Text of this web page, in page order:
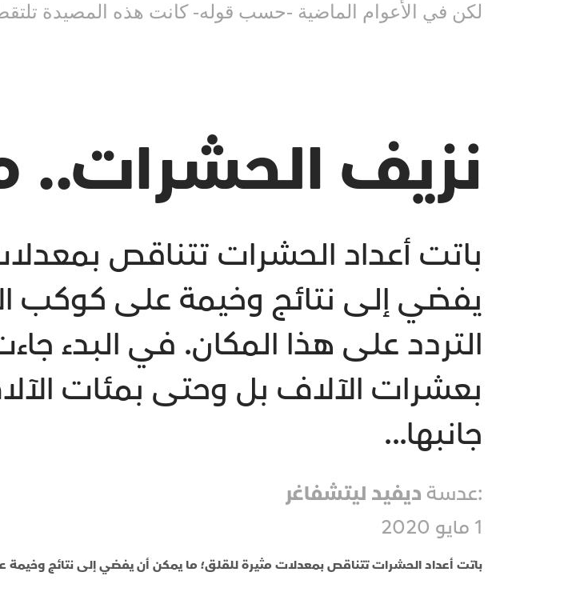
لكن في الأعوام الماضية -حسب قوله- كانت هذه المصيدة
نزيف الحشرات..
باتت أعداد الحشرات تتناقص
يفضي إلى نتائج وخيمة على كوكب
التردد على هذا المكان. في البدء
بعشرات الآلاف بل وحتى بمئات
جانبها...
:عدسة ديفيد ليتشفاغر
1 مايو 2020
باتت أعداد الحشرات تتناقص بمعدلات مثيرة للقلق؛ ما يمكن أن يفضي إلى نتائج